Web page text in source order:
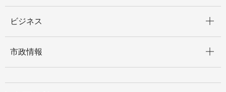
ビジネス
市政情報